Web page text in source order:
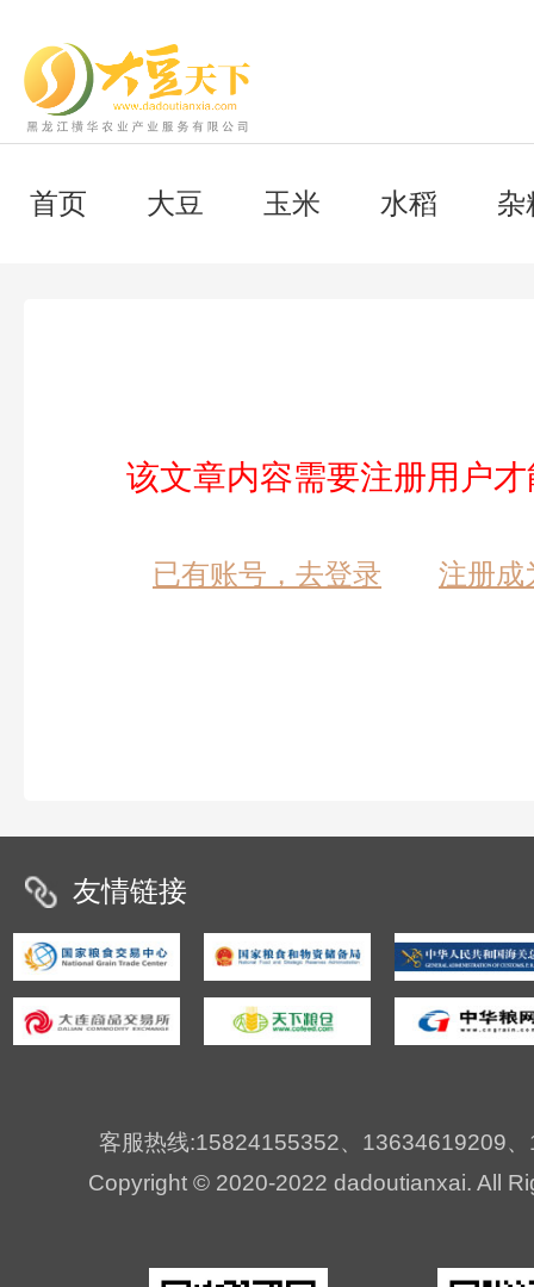
首页 大豆 玉米 水稻 杂
该文章内容需要注册用户
已有账号，去登录 注册成
友情链接
客服热线:15824155352、13634619209
Copyright © 2020-2022 dadoutianxai. All